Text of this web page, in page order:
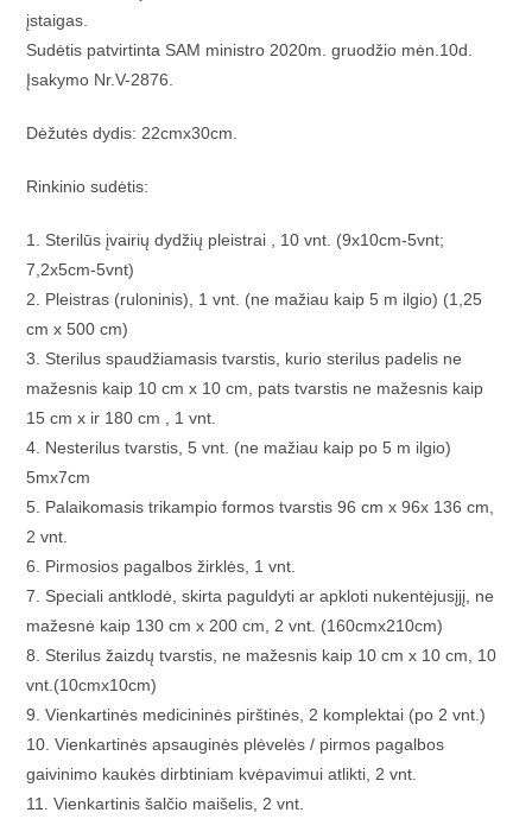
įstaigas.
Sudėtis patvirtinta SAM ministro 2020m. gruodžio mėn.10d.
Įsakymo Nr.V-2876.
Dėžutės dydis: 22cmx30cm.
Rinkinio sudėtis:
1. Sterilūs įvairių dydžių pleistrai , 10 vnt. (9x10cm-5vnt;
7,2x5cm-5vnt)
2. Pleistras (ruloninis), 1 vnt. (ne mažiau kaip 5 m ilgio) (1,25
cm x 500 cm)
3. Sterilus spaudžiamasis tvarstis, kurio sterilus padelis ne
mažesnis kaip 10 cm x 10 cm, pats tvarstis ne mažesnis kaip
15 cm x ir 180 cm , 1 vnt.
4. Nesterilus tvarstis, 5 vnt. (ne mažiau kaip po 5 m ilgio)
5mx7cm
5. Palaikomasis trikampio formos tvarstis 96 cm x 96x 136 cm,
2 vnt.
6. Pirmosios pagalbos žirklės, 1 vnt.
7. Speciali antklodė, skirta paguldyti ar apkloti nukentėjusįjį, ne
mažesnė kaip 130 cm x 200 cm, 2 vnt. (160cmx210cm)
8. Sterilus žaizdų tvarstis, ne mažesnis kaip 10 cm x 10 cm, 10
vnt.(10cmx10cm)
9. Vienkartinės medicininės pirštinės, 2 komplektai (po 2 vnt.)
10. Vienkartinės apsauginės plėvelės / pirmos pagalbos
gaivinimo kaukės dirbtiniam kvėpavimui atlikti, 2 vnt.
11. Vienkartinis šalčio maišelis, 2 vnt.